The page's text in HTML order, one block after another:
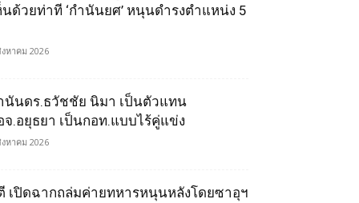
นด้วยท่าที ‘กำนันยศ’ หนุนดำรงตำแหน่ง 5
หาคม 2026
นันดร.ธวัชชัย นิมา เป็นตัวแทน
จ.อยุธยา เป็นกอท.แบบไร้คู่แข่ง
หาคม 2026
เปิดฉากถล่มค่ายทหารหนุนหลังโดยซาอุฯ